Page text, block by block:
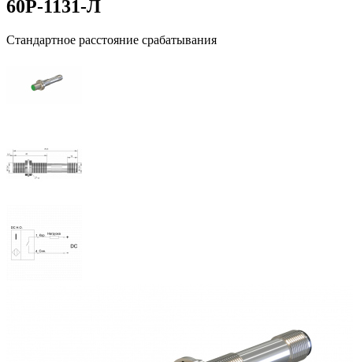
60Р-1131-Л
Стандартное расстояние срабатывания